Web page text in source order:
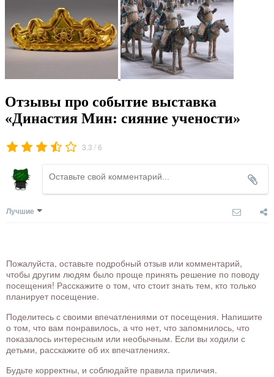
Отзывы про событие выставка
«Династия Мин: сияние учености»
3.3 /6
Лучшие
Пожалуйста, оставьте подробный отзыв или комментарий,
чтобы другим людям было проще принять решение по поводу
посещения! Расскажите о том, что стоит знать тем, кто только
планирует посещение.
Поделитесь с своими впечатлениями от посещения. Напишите
о том, что вам понравилось, а что нет, что запомнилось, что
показалось интересным или необычным. Если вы ходили с
детьми, расскажите об их впечатлениях.
Будьте корректны, и соблюдайте правила приличия.